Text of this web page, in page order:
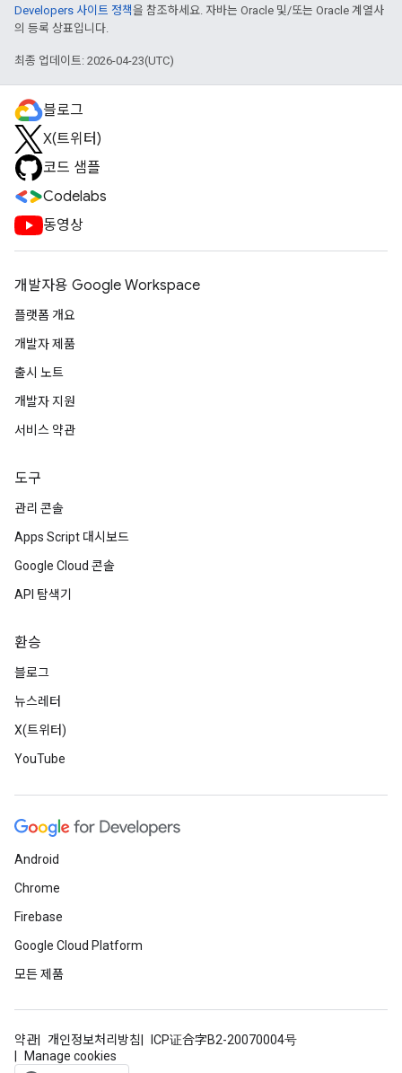
Developers 사이트 정책을 참조하세요. 자바는 Oracle 및/또는 Oracle 계열사
의 등록 상표입니다.
최종 업데이트: 2026-04-23(UTC)
블로그
X(트위터)
코드 샘플
Codelabs
동영상
개발자용 Google Workspace
플랫폼 개요
개발자 제품
출시 노트
개발자 지원
서비스 약관
도구
관리 콘솔
Apps Script 대시보드
Google Cloud 콘솔
API 탐색기
환승
블로그
뉴스레터
X(트위터)
YouTube
Android
Chrome
Firebase
Google Cloud Platform
모든 제품
약관 개인정보처리방침
ICP证合字B2-20070004号
Manage cookies